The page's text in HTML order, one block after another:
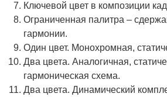
Ключевой цвет в композиции
Ограниченная палитра –
гармонии.
Один цвет. Монохромная,
Два цвета. Аналогичная,
гармоническая схема.
Два цвета. Динамический